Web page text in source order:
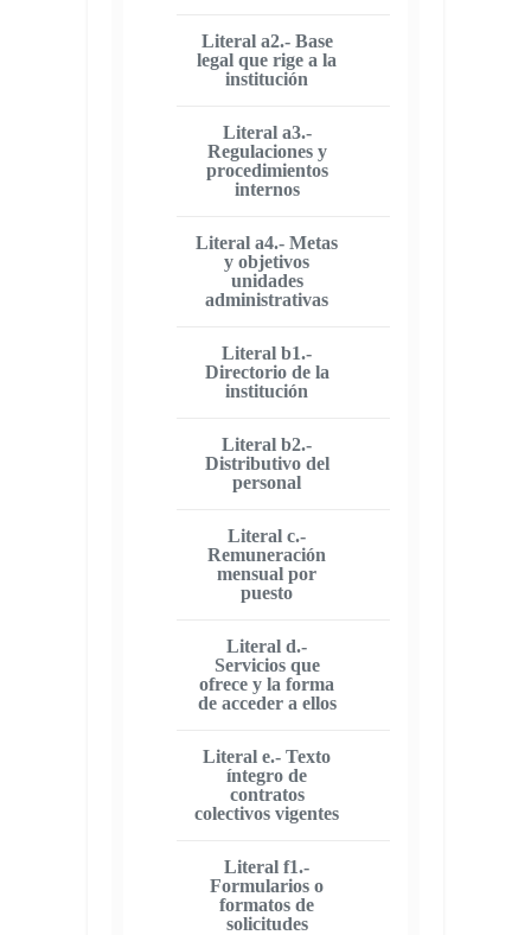
Literal a2.- Base
legal que rige a la
institución
Literal a3.-
Regulaciones y
procedimientos
internos
Literal a4.- Metas
y objetivos
unidades
administrativas
Literal b1.-
Directorio de la
institución
Literal b2.-
Distributivo del
personal
Literal c.-
Remuneración
mensual por
puesto
Literal d.-
Servicios que
ofrece y la forma
de acceder a ellos
Literal e.- Texto
íntegro de
contratos
colectivos vigentes
Literal f1.-
Formularios o
formatos de
solicitudes